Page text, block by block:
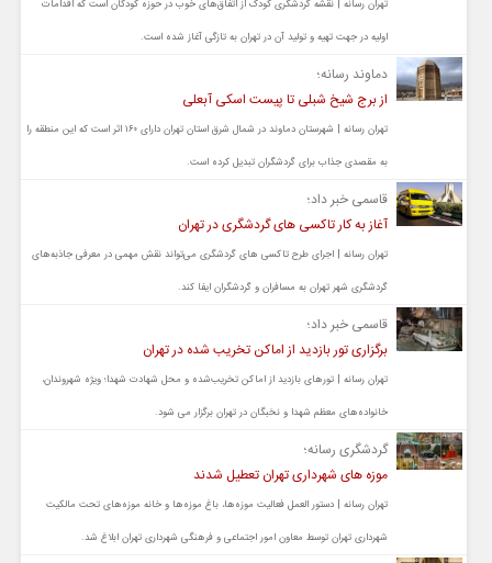
تهران رسانه | نقشه گردشگری کودک از اتفاق‌های خوب در حوزه کودکان است که اقدامات
اولیه در جهت تهیه و تولید آن در تهران به تازگی آغاز شده است.
دماوند رسانه؛
از برج شیخ شبلی تا پیست اسکی آبعلی
تهران رسانه | شهرستان دماوند در شمال شرق استان تهران دارای ۱۶۰ اثر است که این منطقه را
به مقصدی جذاب برای گردشگران تبدیل کرده است.
قاسمی خبر داد؛
آغاز به کار تاکسی های گردشگری در تهران
تهران رسانه | اجرای طرح تاکسی های گردشگری می‌تواند نقش مهمی در معرفی جاذبه‌های
گردشگری شهر تهران به مسافران و گردشگران ایفا کند.
قاسمی خبر داد؛
برگزاری تور بازدید از اماکن تخریب شده در تهران
تهران رسانه | تورهای بازدید از اماکن تخریب‌شده و محل شهادت شهدا؛ ویژه شهروندان،
خانواده‌های معظم شهدا و نخبگان در تهران برگزار می شود.
گردشگری رسانه؛
موزه های شهرداری تهران تعطیل شدند
تهران رسانه | دستور العمل فعالیت موزه‌ها، باغ موزه‌ها و خانه موزه‌های تحت مالکیت
شهرداری تهران توسط معاون امور اجتماعی و فرهنگی شهرداری تهران ابلاغ شد.